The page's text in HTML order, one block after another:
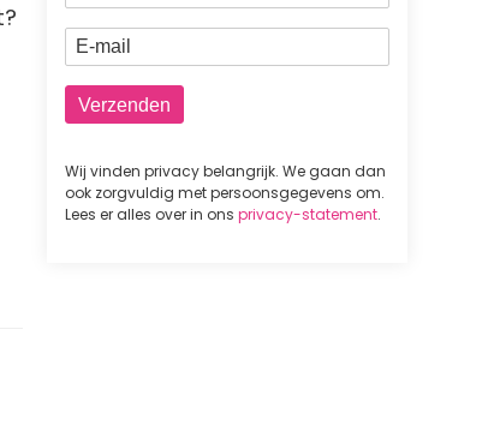
E-mail
Wij vinden privacy belangrijk. We gaan dan
ook zorgvuldig met persoonsgegevens om.
Lees er alles over in ons privacy-statement.